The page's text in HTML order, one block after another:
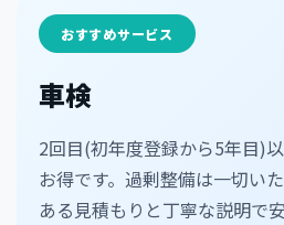
おすすめサービス
車検
2回目(初年度登録から5年目)
お得です。過剰整備は一切い
ある見積もりと丁寧な説明で